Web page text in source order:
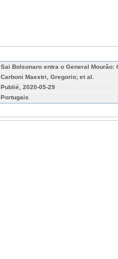
Sai Bolsonaro entra o General Mourão:
Carboni Maestri, Gregorio; et al.
Publié, 2020-05-29
Portugais